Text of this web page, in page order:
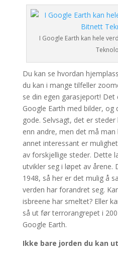
I Google Earth kan hele
Du kan se hvordan
du kan i mange tilfeller
se din egen garasjeport!
Google Earth med bilder,
gode. Selvsagt, det er
enn andre, men det må
annet interessant er
av forskjellige steder. Dette
utvikler seg i løpet av årene.
1948, så her er det mulig å
verden har forandret seg.
isbreene har smeltet? Eller
så ut før terrorangrepet i
Google Earth.
Ikke bare jorden du kan